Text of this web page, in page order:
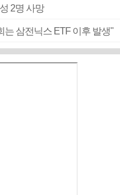
2명 사망
는 삼전닉스 ETF 이후 발생"